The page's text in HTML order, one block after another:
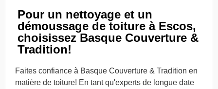
Pour un nettoyage et un
démoussage de toiture à Escos,
choisissez Basque Couverture &
Tradition!
Faites confiance à Basque Couverture & Tradition en
matière de toiture! En tant qu'experts de longue date